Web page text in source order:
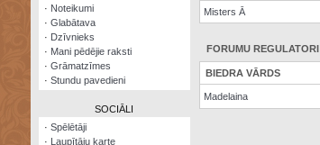
Visatcera
almanahs
· Noteikumi
· Glabātava
· Dzīvnieks
· Mani pēdējie raksti
· Grāmatzīmes
· Stundu pavedieni
SOCIĀLI
· Spēlētāji
· Laupītāju karte
Misters Ā
FORUMU REGULATORI
BIEDRA VĀRDS
Madelaina